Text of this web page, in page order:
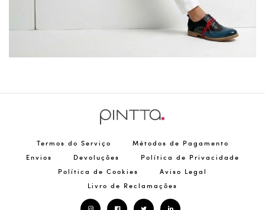
Termos do Serviço
Métodos de Pagamento
Envios
Devoluções
Política de Privacidade
Política de Cookies
Aviso Legal
Livro de Reclamações